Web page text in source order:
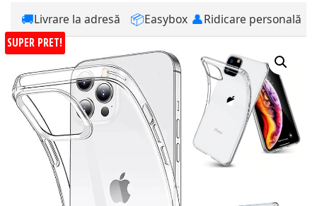
🚚Livrare la adresă 📦Easybox 👤Ridicare personală
SUPER PRET!